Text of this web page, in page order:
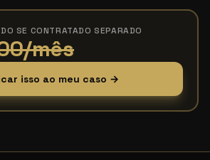
SE CONTRATADO SEPARADO
mês
isso ao meu caso →